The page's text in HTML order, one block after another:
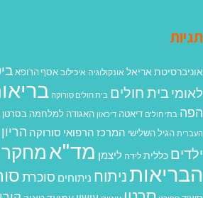
תגיות
אוניברסיטת אריאל אונקולוגיה איכילוב אסף הרופא
לאומי בית חולים בית חולים סורוקה
הפה בתי חולים דיאטה דיכאון האגודה למלחמה בסרטן
העברית הגיל השלישי המרכז הרפואי סורוקה הריון
ילדים כללית לידה ליצמן מד"אמחקר
הבריאות ניתוח ניתוחים סוכרת